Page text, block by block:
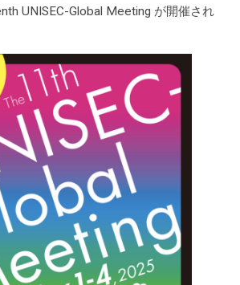
UNISEC-Global Meeting が開催され